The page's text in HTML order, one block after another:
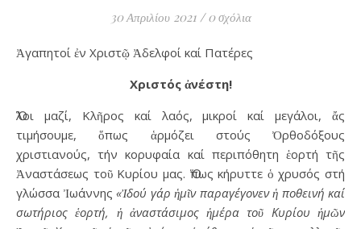
30 Απριλίου 2021 / 0 σχόλια
Ἀγαπητοί ἐν Χριστῷ Ἀδελφοί καί Πατέρες
Χριστός ἀνέστη!
Ὅλοι μαζί, Κλῆρος καί λαός, μικροί καί μεγάλοι, ἄς
τιμήσουμε, ὅπως ἁρμόζει στούς Ὀρθοδόξους
χριστιανούς, τήν κορυφαία καί περιπόθητη ἑορτή τῆς
Ἀναστάσεως τοῦ Κυρίου μας. Ὅπως κήρυττε ὁ χρυσός στή
γλώσσα Ἰωάννης «Ἰδού γάρ ἡμῖν παραγέγονεν ἡ ποθεινή καί
σωτήριος ἑορτή, ἡ ἀναστάσιμος ἡμέρα τοῦ Κυρίου ἡμῶν